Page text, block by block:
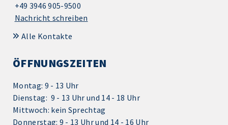
+49 3946 905-9500
Nachricht schreiben
Alle Kontakte
ÖFFNUNGSZEITEN
Montag: 9 - 13 Uhr
Dienstag: 9 - 13 Uhr und 14 - 18 Uhr
Mittwoch: kein Sprechtag
Donnerstag: 9 - 13 Uhr und 14 - 16 Uhr